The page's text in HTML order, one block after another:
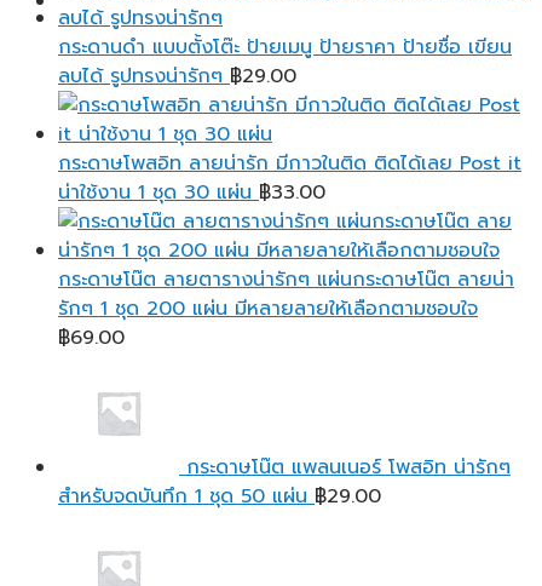
฿25.00
through
฿95.00
กระดานดำ แบบตั้งโต๊ะ ป้ายเมนู ป้ายราคา ป้ายชื่อ เขียน
ลบได้ รูปทรงน่ารักๆ ฿29.00
กระดาษโพสอิท ลายน่ารัก มีกาวในติด ติดได้เลย Post it
น่าใช้งาน 1 ชุด 30 แผ่น ฿33.00
กระดาษโน๊ต ลายตารางน่ารักๆ แผ่นกระดาษโน๊ต ลายน่า
รักๆ 1 ชุด 200 แผ่น มีหลายลายให้เลือกตามชอบใจ
฿69.00
กระดาษโน๊ต แพลนเนอร์ โพสอิท น่ารักๆ
สำหรับจดบันทึก 1 ชุด 50 แผ่น ฿29.00